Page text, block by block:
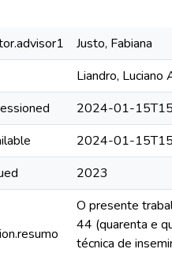
Justo, Fabiana
Liandro, Luciano
2024-01-
2024-01-
2023
O presente
44 (quarenta e
técnica de